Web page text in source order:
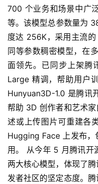
700 个业务和场景中广
等。该模型总参数量为
度达 256K，采用主流
同等参数稠密模型，在
面领先。已同步上架腾
Large 精调，帮助用户
Hunyuan3D-1.0 是腾讯
帮助 3D 创作者和艺术
述或上传图片可重建各
Hugging Face 上发布，
用。 从今年 5 月腾讯开
两大核心模型，体现了
发者社区的坚定态度。